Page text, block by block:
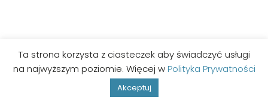
Ta strona korzysta z ciasteczek aby świadczyć usługi
na najwyższym poziomie. Więcej wPolityka Prywatności
Akceptuj